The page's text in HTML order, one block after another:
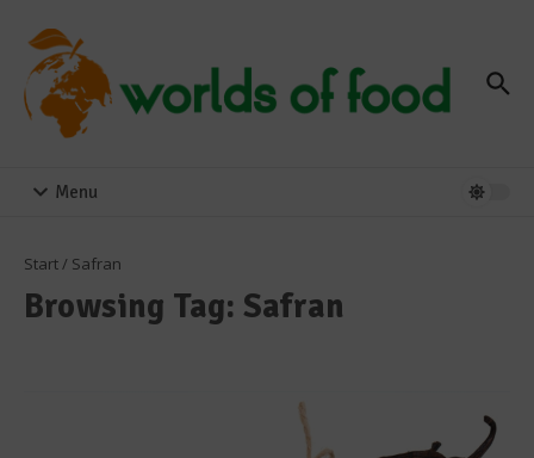
Menu
Start/ Safran
Browsing Tag: Safran